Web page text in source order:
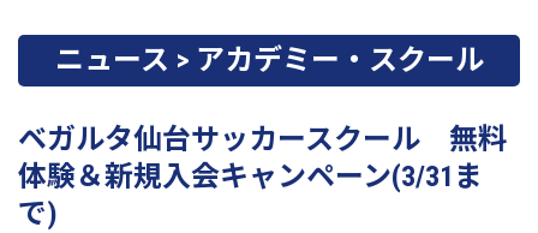
ニュース > アカデミー・スクール
ベガルタ仙台サッカースクール 無料
体験＆新規入会キャンペーン(3/31ま
で)